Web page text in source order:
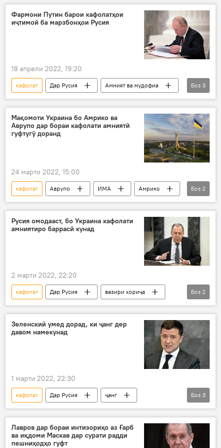
созишнома
Фармони Путин барои кафолатҳои
иҷтимоӣ ба марзбонҳои Русия
18 апрели 2022, 19:20
кафолат Дар Русия
Амният ва мудофиа
марзбон
Владимир Путин иҷтимоӣ
Боз 3
Мақомоти Украина бо Амрико ва
Аврупо дар бораи кафолати амниятӣ
гуфтугӯ доранд
24 марти 2022, 15:00
кафолат Аврупо ИМА
Амрико
амнияти миллӣ
Украина
Боз 2
Русия омодааст, бо Украина кафолати
амниятиро баррасӣ кунад
2 марти 2022, 22:20
кафолат Дар Русия
вазири хориҷа
музокирот
Украина
Боз 2
Зеленский умед дорад, ки ҷанг дер
давом намекунад
1 марти 2022, 22:30
кафолат Дар Русия
ҷанг
Владимир Зеленский
НАТО
Украина
Боз 3
Лавров дар бораи интизориҳо аз Ғарб
ва иқдоми Маскав дар сурати радди
пешниҳодҳо гуфт